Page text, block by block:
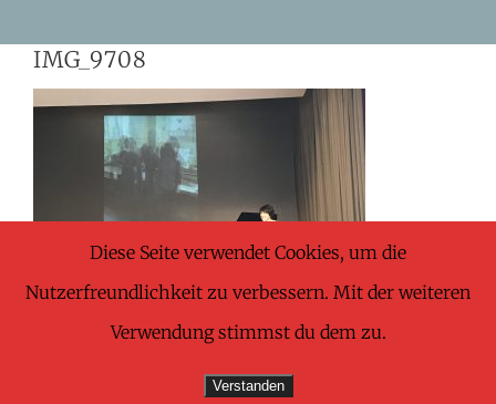
IMG_9708
Diese Seite verwendet Cookies, um die
Nutzerfreundlichkeit zu verbessern. Mit der weiteren
Verwendung stimmst du dem zu.
Verstanden